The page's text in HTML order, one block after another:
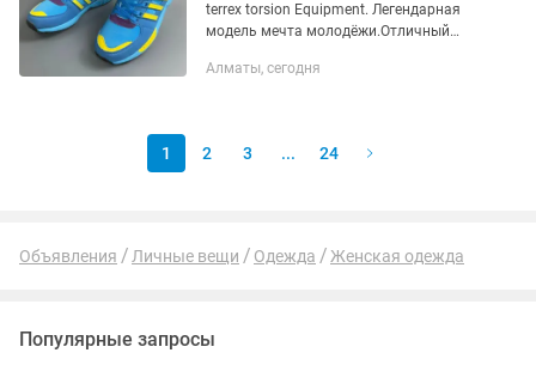
terrex torsion Equipment. Легендарная
модель мечта молодёжи.Отличный
пошиты в Азии. С размером ошиблись
Алматы, сегодня
1 2 3 ... 24
Объявления Личные вещи Одежда Женская одежда
Популярные запросы